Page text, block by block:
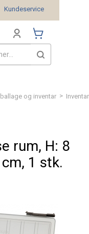
og inventar > Inventar
rum, H: 8
1 stk.
Kundeservice